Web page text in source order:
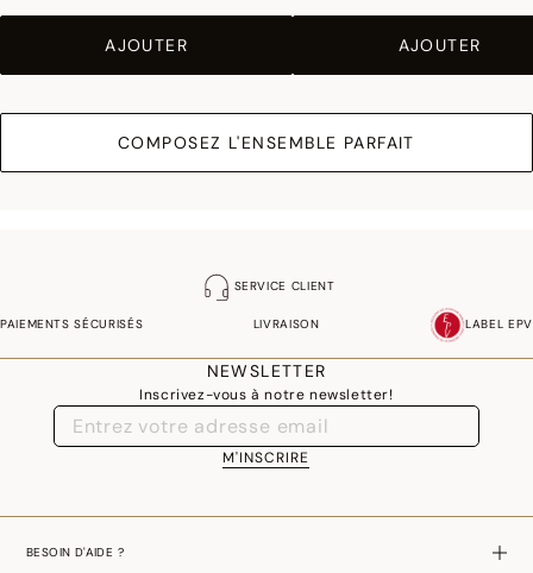
AJOUTER AJOUTER
COMPOSEZ L'ENSEMBLE PARFAIT
SERVICE CLIENT
PAIEMENTS SÉCURISÉS LIVRAISON LABEL EPV
NEWSLETTER
Inscrivez-vous à notre newsletter!
M'INSCRIRE
BESOIN D'AIDE ?